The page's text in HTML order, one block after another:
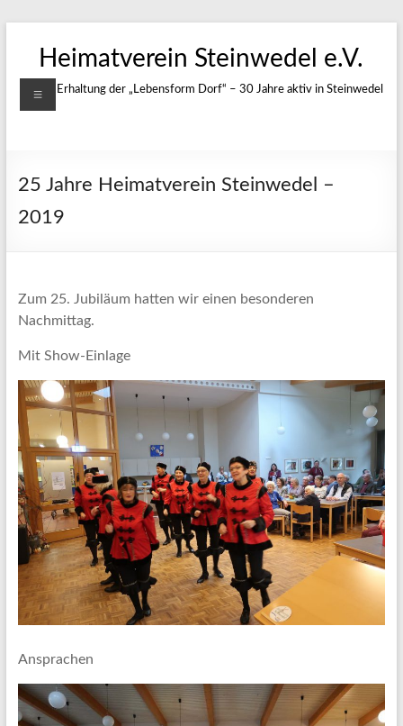
Inhalt
springenHeimatverein Steinwedel e.V.
Für die Erhaltung der „Lebensform Dorf“ – 30 Jahre aktiv in Steinwedel
Menü
25 Jahre Heimatverein Steinwedel –
2019
Zum 25. Jubiläum hatten wir einen besonderen
Nachmittag.
Mit Show-Einlage
Ansprachen